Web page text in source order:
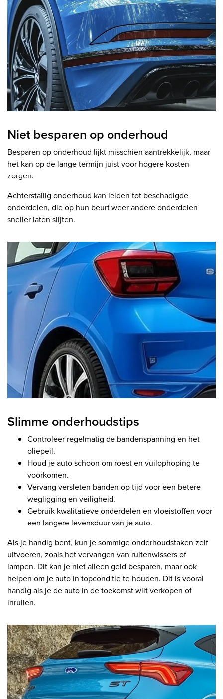
Niet besparen op onderhoud
Besparen op onderhoud lijkt misschien aantrekkelijk, maar
het kan op de lange termijn juist voor hogere kosten
zorgen.
Achterstallig onderhoud kan leiden tot beschadigde
onderdelen, die op hun beurt weer andere onderdelen
sneller laten slijten.
Slimme onderhoudstips
Controleer regelmatig de bandenspanning en het
oliepeil.
Houd je auto schoon om roest en vuilophoping te
voorkomen.
Vervang versleten banden op tijd voor een betere
wegligging en veiligheid.
Gebruik kwalitatieve onderdelen en vloeistoffen voor
een langere levensduur van je auto.
Als je handig bent, kun je sommige onderhoudstaken zelf
uitvoeren, zoals het vervangen van ruitenwissers of
lampen. Dit kan je niet alleen geld besparen, maar ook
helpen om je auto in topconditie te houden. Dit is vooral
handig als je de auto in de toekomst wilt verkopen of
inruilen.